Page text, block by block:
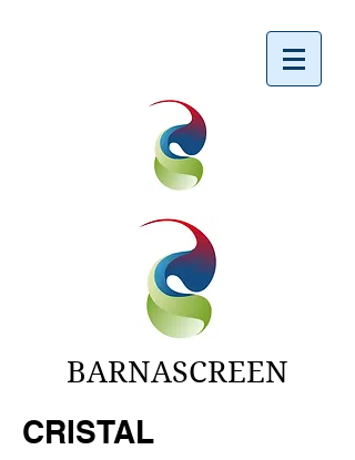
BARNASCREEN
CRISTAL